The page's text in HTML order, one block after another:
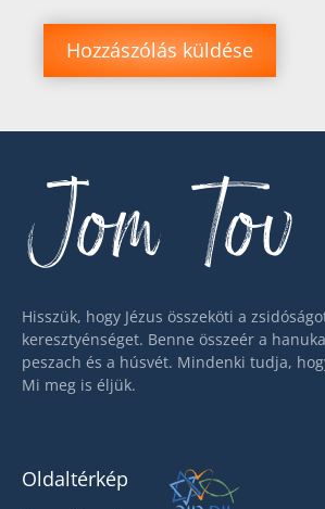
Jom Tov
Hisszük, hogy Jézus összeköti a
keresztyénséget. Benne összeér a
peszach és a húsvét. Mindenki tudja,
Mi meg is éljük.
Oldaltérkép